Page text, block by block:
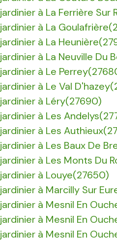
jardinier à La Ferrière Sur
jardinier à La
jardinier à La
jardinier à La Neuville Du
jardinier à Le
jardinier à Le Val
jardinier à Léry(27690)
jardinier à Les
jardinier à Les
jardinier à Les Baux De
jardinier à Les Monts Du
jardinier à Louye(27650)
jardinier à Marcilly Sur
jardinier à Mesnil En
jardinier à Mesnil En
jardinier à Mesnil En